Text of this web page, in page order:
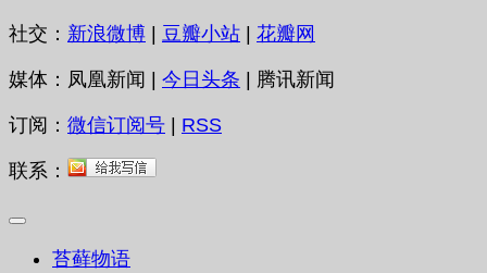
社交： 新浪微博 | 豆瓣小站 | 花瓣网
媒体：凤凰新闻 | 今日头条 | 腾讯新闻
订阅： 微信订阅号 | RSS
联系：
苔藓物语